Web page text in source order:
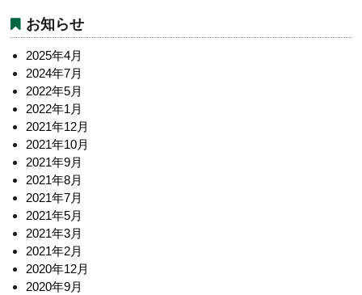
ゲ
ー
シ
ョ
ン
お知らせ
2025年4月
2024年7月
2022年5月
2022年1月
2021年12月
2021年10月
2021年9月
2021年8月
2021年7月
2021年5月
2021年3月
2021年2月
2020年12月
2020年9月